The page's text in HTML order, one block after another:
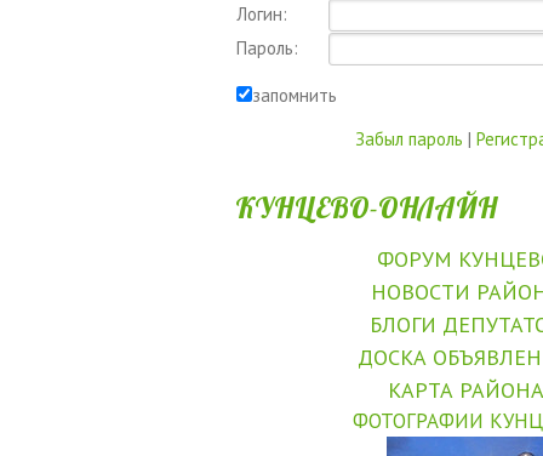
Логин:
Пароль:
запомнить
Забыл пароль |
КУНЦЕВО-ОНЛАЙН
ФОРУМ
НОВОСТИ
БЛОГИ
ДОСКА
КАРТА РАЙОНА
ФОТОГРАФИИ